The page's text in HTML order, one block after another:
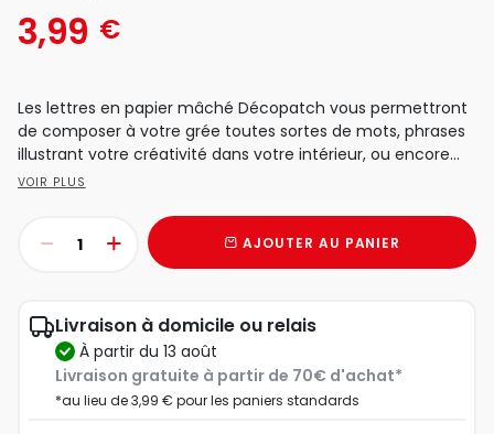
3,99 €
Les lettres en papier mâché Décopatch vous permettront
de composer à votre grée toutes sortes de mots, phrases
illustrant votre créativité dans votre intérieur, ou encore...
VOIR PLUS
AJOUTER AU PANIER
Livraison à domicile ou relais
à partir du 13 août
Livraison gratuite à partir de 70€ d'achat*
*au lieu de 3,99 € pour les paniers standards